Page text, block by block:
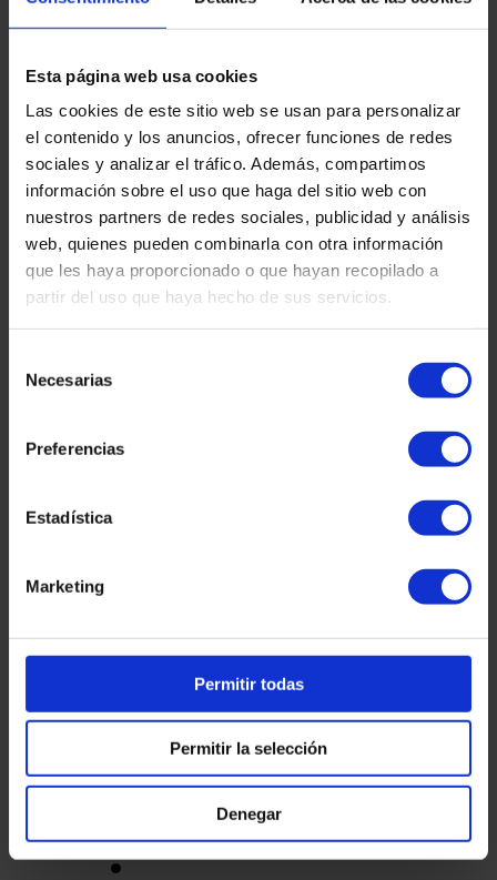
Esta página web usa cookies
Las cookies de este sitio web se usan para personalizar
el contenido y los anuncios, ofrecer funciones de redes
sociales y analizar el tráfico. Además, compartimos
información sobre el uso que haga del sitio web con
nuestros partners de redes sociales, publicidad y análisis
web, quienes pueden combinarla con otra información
que les haya proporcionado o que hayan recopilado a
partir del uso que haya hecho de sus servicios.
Necesarias
Preferencias
Estadística
Marketing
Permitir todas
Permitir la selección
Denegar
de validesa o revocació dels
QUI S’ENCARREGARÀ DE
SUPERVISAR I CONTROLAR QUE
ES COMPLEIXI LA NOVA LLEI?
L’organisme responsable és el
Ministeri d’Afers Econòmics i
Transformació Digital (deixem enllaç
https://portal.mineco.gob.es).
També serà lencarregat de publicar i
actualitzar la llista de confiança amb
informació relativa als prestadors
qualificats de serveis de confiança.
QUINES
ALTRES MATÈRIES
La Secretaria dEstat dEconomia
i Suport a lEmpresa.